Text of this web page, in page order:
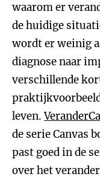
waarom er
de huidige
wordt er weinig
diagnose naar
verschillende
leven.
de serie Canvas
past goed in de
over het